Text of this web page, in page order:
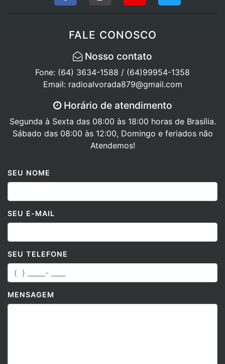
Fone: (64) 3634-1588 / (64)99954-1358
Email: radioalvorada879@gmail.com
Segunda à Sexta das 08:00 às 18:00 horas de Brasília.
Sábado das 08:00 às 12:00, Domingo e feriados não
Atendemos!
SEU E-MAIL
SEU TELEFONE
MENSAGEM